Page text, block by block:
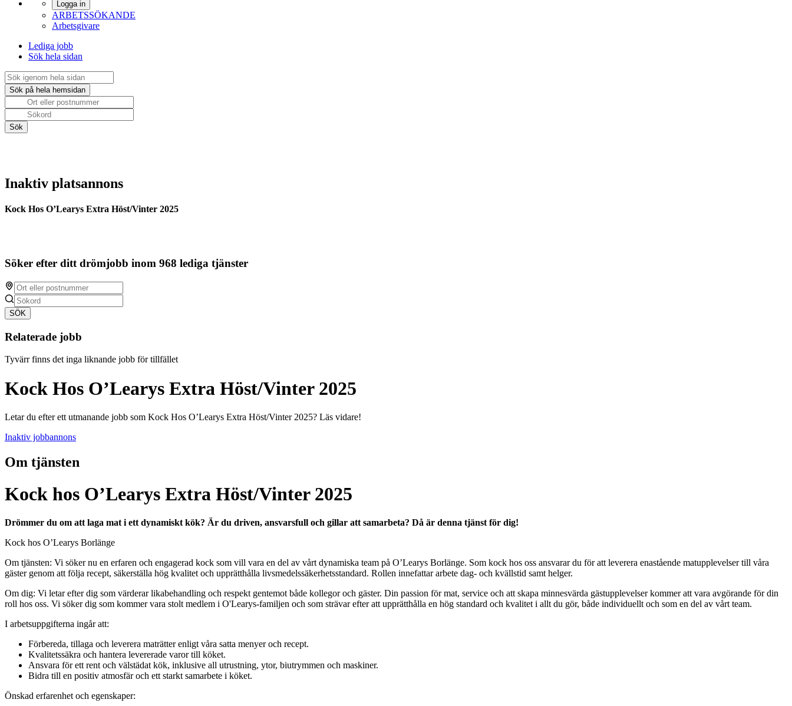
Logga in
ARBETSSÖKANDE
Arbetsgivare
Lediga jobb
Sök hela sidan
Inaktiv platsannons
Kock Hos O’Learys Extra Höst/Vinter 2025
Söker efter ditt drömjobb inom 968 lediga tjänster
SÖK
Relaterade jobb
Tyvärr finns det inga liknande jobb för tillfället
Kock Hos O’Learys Extra Höst/Vinter 2025
Letar du efter ett utmanande jobb som Kock Hos O’Learys Extra Höst/Vinter 2025? Läs vidare!
Inaktiv jobbannons
Om tjänsten
Kock hos O’Learys Extra Höst/Vinter 2025
Drömmer du om att laga mat i ett dynamiskt kök? Är du driven, ansvarsfull och gillar att samarbeta? Då är denna tjänst för dig!
Kock hos O’Learys Borlänge
Om tjänsten: Vi söker nu en erfaren och engagerad kock som vill vara en del av vårt dynamiska team på O’Learys Borlänge. Som kock hos oss ansvarar du för att leverera enastående matupplevelser till våra
gäster genom att följa recept, säkerställa hög kvalitet och upprätthålla livsmedelssäkerhetsstandard. Rollen innefattar arbete dag- och kvällstid samt helger.
Om dig: Vi letar efter dig som värderar likabehandling och respekt gentemot både kollegor och gäster. Din passion för mat, service och att skapa minnesvärda gästupplevelser kommer att vara avgörande för din
roll hos oss. Vi söker dig som kommer vara stolt medlem i O'Learys-familjen och som strävar efter att upprätthålla en hög standard och kvalitet i allt du gör, både individuellt och som en del av vårt team.
I arbetsuppgifterna ingår att:
Förbereda, tillaga och leverera maträtter enligt våra satta menyer och recept.
Kvalitetssäkra och hantera levererade varor till köket.
Ansvara för ett rent och välstädat kök, inklusive all utrustning, ytor, biutrymmen och maskiner.
Bidra till en positiv atmosfär och ett starkt samarbete i köket.
Önskad erfarenhet och egenskaper: